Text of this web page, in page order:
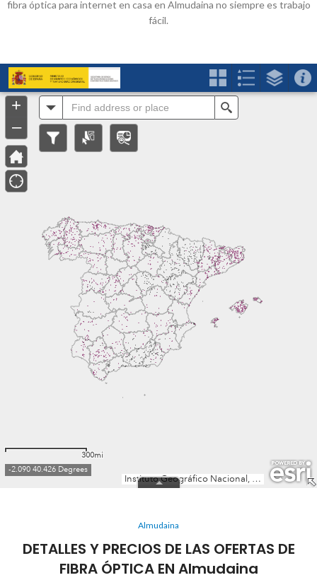
fibra óptica para internet en casa en Almudaina no siempre es trabajo
fácil.
Almudaina
DETALLES Y PRECIOS DE LAS OFERTAS DE
FIBRA ÓPTICA EN Almudaina